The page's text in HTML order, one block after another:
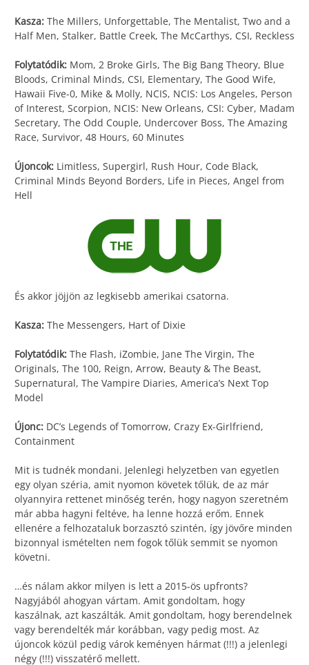
Kasza: The Millers, Unforgettable, The Mentalist, Two and a
Half Men, Stalker, Battle Creek, The McCarthys, CSI, Reckless
Folytatódik: Mom, 2 Broke Girls, The Big Bang Theory, Blue
Bloods, Criminal Minds, CSI, Elementary, The Good Wife,
Hawaii Five-0, Mike & Molly, NCIS, NCIS: Los Angeles, Person
of Interest, Scorpion, NCIS: New Orleans, CSI: Cyber, Madam
Secretary, The Odd Couple, Undercover Boss, The Amazing
Race, Survivor, 48 Hours, 60 Minutes
Újoncok: Limitless, Supergirl, Rush Hour, Code Black,
Criminal Minds Beyond Borders, Life in Pieces, Angel from
Hell
És akkor jöjjön az legkisebb amerikai csatorna.
Kasza: The Messengers, Hart of Dixie
Folytatódik: The Flash, iZombie, Jane The Virgin, The
Originals, The 100, Reign, Arrow, Beauty & The Beast,
Supernatural, The Vampire Diaries, America’s Next Top
Model
Újonc: DC’s Legends of Tomorrow, Crazy Ex-Girlfriend,
Containment
Mit is tudnék mondani. Jelenlegi helyzetben van egyetlen
egy olyan széria, amit nyomon követek tőlük, de az már
olyannyira rettenet minőség terén, hogy nagyon szeretném
már abba hagyni feltéve, ha lenne hozzá erőm. Ennek
ellenére a felhozataluk borzasztó szintén, így jövőre minden
bizonnyal ismételten nem fogok tőlük semmit se nyomon
követni.
…és nálam akkor milyen is lett a 2015-ös upfronts?
Nagyjából ahogyan vártam. Amit gondoltam, hogy
kaszálnak, azt kaszálták. Amit gondoltam, hogy berendelnek
vagy berendelték már korábban, vagy pedig most. Az
újoncok közül pedig várok keményen hármat (!!!) a jelenlegi
négy (!!!) visszatérő mellett.